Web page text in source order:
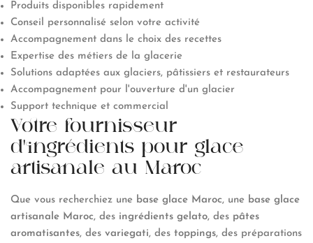
Produits disponibles rapidement
Conseil personnalisé selon votre activité
Accompagnement dans le choix des recettes
Expertise des métiers de la glacerie
Solutions adaptées aux glaciers, pâtissiers et restaurateurs
Accompagnement pour l'ouverture d'un glacier
Support technique et commercial
Votre fournisseur
d'ingrédients pour glace
artisanale au Maroc
Que vous recherchiez une base glace Maroc, une base glace
artisanale Maroc, des ingrédients gelato, des pâtes
aromatisantes, des variegati, des toppings, des préparations